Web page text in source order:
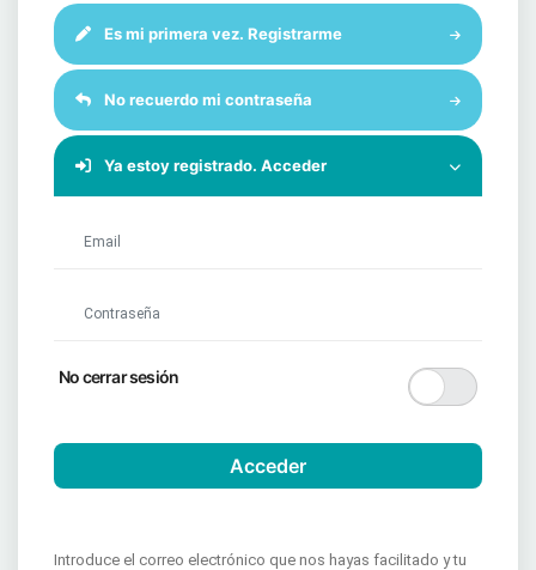
Es mi primera vez. Registrarme
No recuerdo mi contraseña
Ya estoy registrado. Acceder
No cerrar sesión
Acceder
Introduce el correo electrónico que nos hayas facilitado y tu